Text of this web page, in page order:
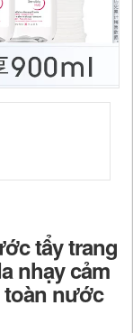
tẩy trang
nhạy cảm
toàn nước